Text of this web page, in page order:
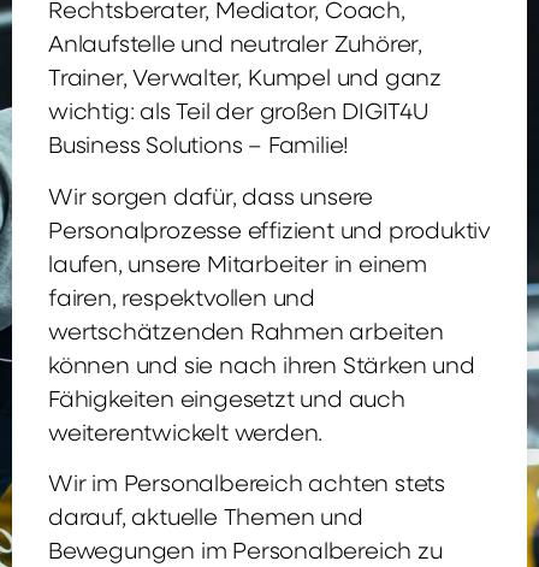
Rechtsberater, Mediator, Coach,
Anlaufstelle und neutraler Zuhörer,
Trainer, Verwalter, Kumpel und ganz
wichtig: als Teil der großen DIGIT4U
Business Solutions – Familie!
Wir sorgen dafür, dass unsere
Personalprozesse effizient und produktiv
laufen, unsere Mitarbeiter in einem
fairen, respektvollen und
wertschätzenden Rahmen arbeiten
können und sie nach ihren Stärken und
Fähigkeiten eingesetzt und auch
weiterentwickelt werden.
Wir im Personalbereich achten stets
darauf, aktuelle Themen und
Bewegungen im Personalbereich zu